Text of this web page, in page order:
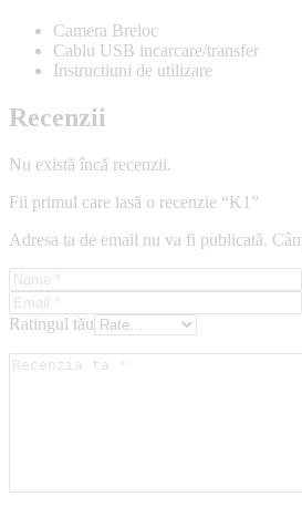
Camera Breloc
Cablu USB incarcare/transfer
Instructiuni de utilizare
Recenzii
Nu există încă recenzii.
Fii primul care lasă o recenzie “K1”
Adresa ta de email nu va fi publicată.
Ratingul tău